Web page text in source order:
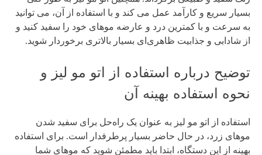
بسیار سریع و کارآمد عمل می کند و با استفاده از آن، می توانید
به سرعت و با کمترین درد و عارضه موهای خود را سفید کنید و
از شادابی و جذابیت ظاهری‌ای بسیار بالاتری برخوردار شوید.
توضیح درباره استفاده از اتو مو لیز و
نحوه استفاده بهینه آن
استفاده از اتو مو لیز به عنوان یک راه‌حل برای سفید شدن
موهای زرد، در حال حاضر بسیار پرطرفدار است. برای استفاده
بهینه از این دستگاه، ابتدا باید مطمئن شوید که موهای شما